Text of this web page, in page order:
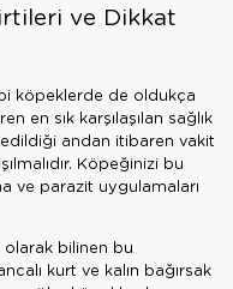
ve Dikkat
köpeklerde de oldukça
en sık karşılaşılan sağlık
andan itibaren vakit
Köpeğinizi bu
ve parazit uygulamaları
olarak bilinen bu
kurt ve kalın bağırsak